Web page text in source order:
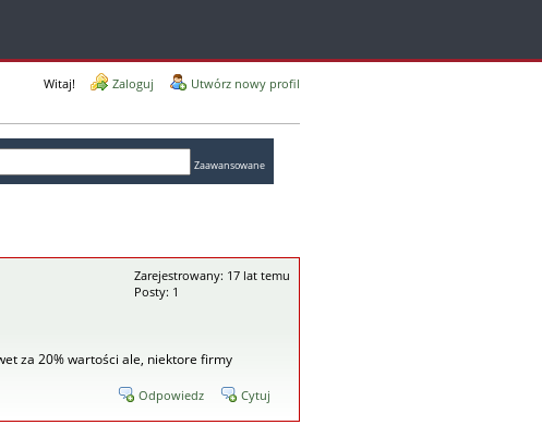
Witaj! Zaloguj
Utwórz nowy profil
Zaawansowane
Zarejestrowany: 17 lat temu
Posty: 1
za 20% wartości ale, niektore firmy
Odpowiedz Cytuj